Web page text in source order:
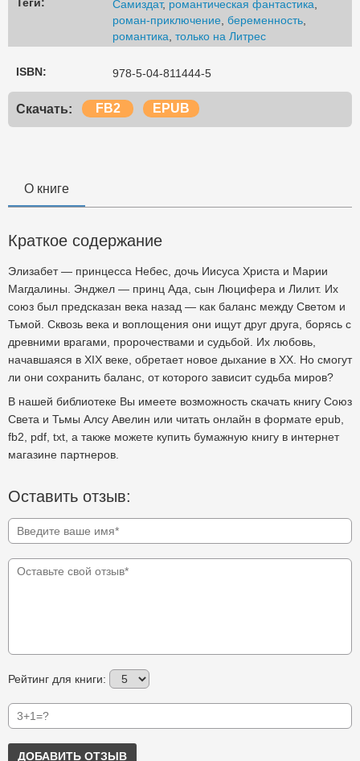
Теги: Самиздат, романтическая фантастика,
роман-приключение, беременность,
романтика, только на Литрес
ISBN: 978-5-04-811444-5
Скачать: FB2 EPUB
О книге
Краткое содержание
Элизабет — принцесса Небес, дочь Иисуса Христа и Марии
Магдалины. Энджел — принц Ада, сын Люцифера и Лилит. Их
союз был предсказан века назад — как баланс между Светом и
Тьмой. Сквозь века и воплощения они ищут друг друга, борясь с
древними врагами, пророчествами и судьбой. Их любовь,
начавшаяся в XIX веке, обретает новое дыхание в XX. Но смогут
ли они сохранить баланс, от которого зависит судьба миров?
В нашей библиотеке Вы имеете возможность скачать книгу Союз
Света и Тьмы Алсу Авелин или читать онлайн в формате epub,
fb2, pdf, txt, а также можете купить бумажную книгу в интернет
магазине партнеров.
Оставить отзыв:
Рейтинг для книги:
ДОБАВИТЬ ОТЗЫВ